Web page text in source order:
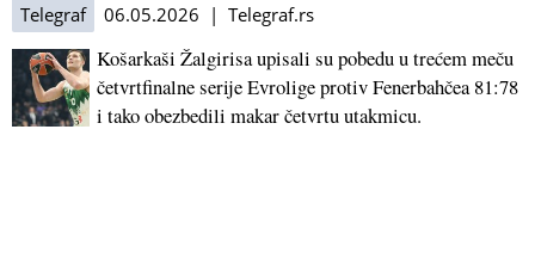
Telegraf 06.05.2026 | Telegraf.rs
Košarkaši Žalgirisa upisali su pobedu u trećem meču
četvrtfinalne serije Evrolige protiv Fenerbahčea 81:78
i tako obezbedili makar četvrtu utakmicu.